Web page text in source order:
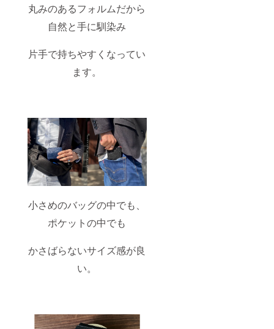
丸みのあるフォルムだから
自然と手に馴染み
片手で持ちやすくなってい
ます。
小さめのバッグの中でも、
ポケットの中でも
かさばらないサイズ感が良
い。